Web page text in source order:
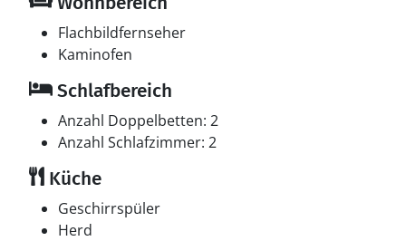
Flachbildfernseher
Kaminofen
Schlafbereich
Anzahl Doppelbetten: 2
Anzahl Schlafzimmer: 2
Küche
Geschirrspüler
Herd